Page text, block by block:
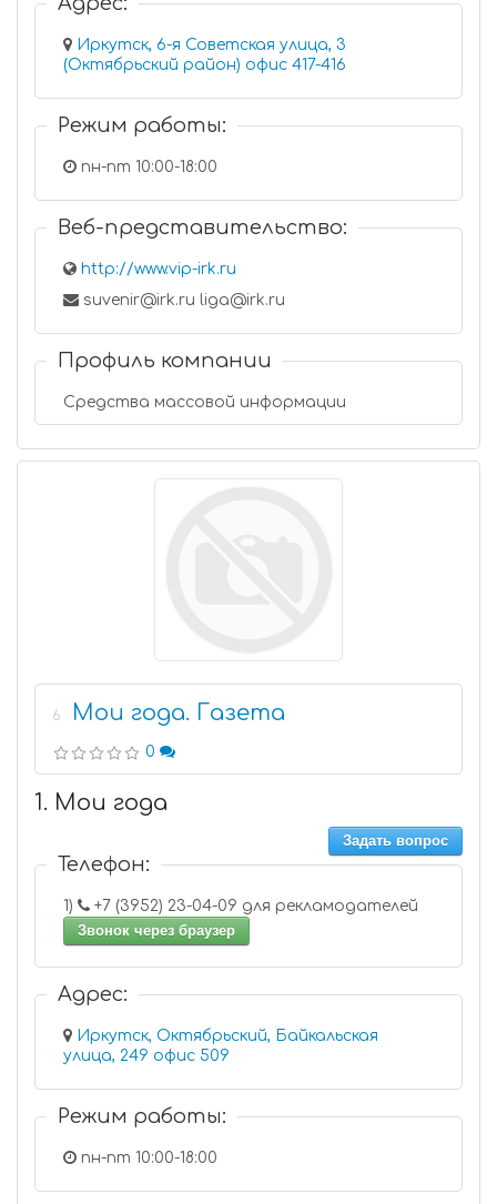
Иркутск, 6-я Советская улица, 3
(Октябрьский район) офис 417-416
Режим работы:
пн-пт 10:00-18:00
Веб-представительство:
http://www.vip-irk.ru
suvenir@irk.ru liga@irk.ru
Профиль компании
Средства массовой информации
6 Мои года. Газета
0
1. Мои года
Задать вопрос
Телефон:
1)
+7 (3952) 23-04-09 для рекламодателей
Звонок через браузер
Адрес:
Иркутск, Октябрьский, Байкальская
улица, 249 офис 509
Режим работы:
пн-пт 10:00-18:00